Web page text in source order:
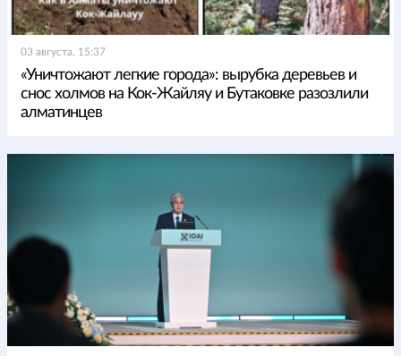
03 августа, 15:37
«Уничтожают легкие города»: вырубка деревьев и
снос холмов на Кок-Жайляу и Бутаковке разозлили
алматинцев